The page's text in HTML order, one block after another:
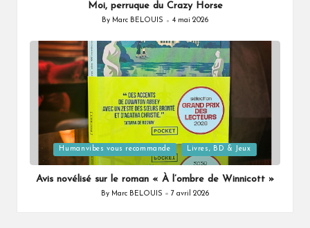
Moi, perruque du Crazy Horse
Posted
By Marc BELOUIS 4 mai 2026
Posted
in
Humanvibes vous recommande Livres, BD & Jeux
Avis novélisé sur le roman « À l’ombre de Winnicott »
Posted
By Marc BELOUIS 7 avril 2026